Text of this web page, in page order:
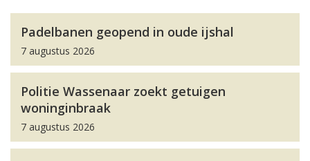
Padelbanen geopend in oude ijshal
7 augustus 2026
Politie Wassenaar zoekt getuigen
woninginbraak
7 augustus 2026